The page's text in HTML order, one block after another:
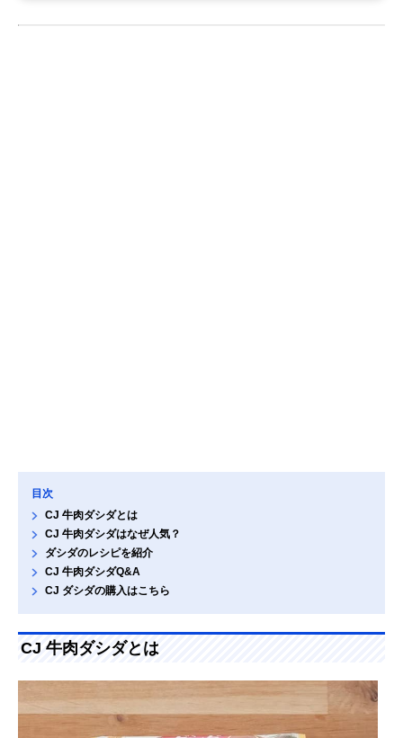
目次
CJ 牛肉ダシダとは
CJ 牛肉ダシダはなぜ人気？
ダシダのレシピを紹介
CJ 牛肉ダシダQ&A
CJ ダシダの購入はこちら
CJ 牛肉ダシダとは